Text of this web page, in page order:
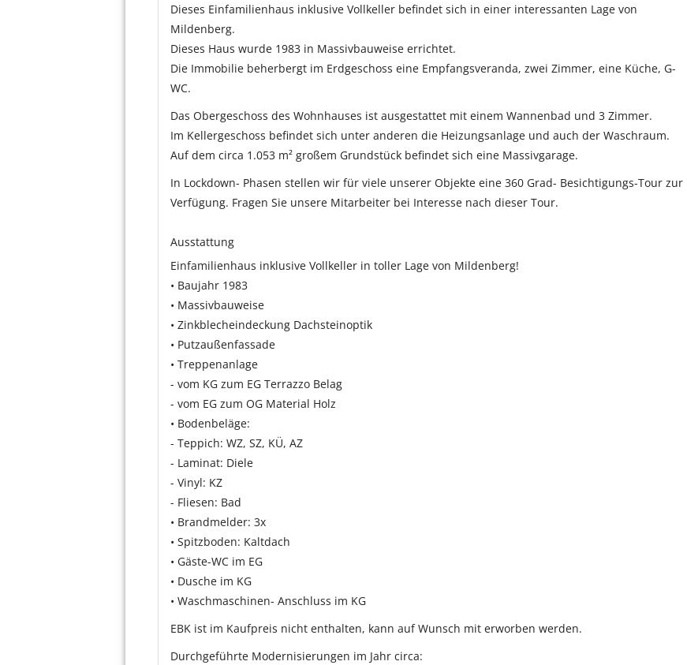
Dieses Einfamilienhaus inklusive Vollkeller befindet sich in einer interessanten Lage von
Mildenberg.
Dieses Haus wurde 1983 in Massivbauweise errichtet.
Die Immobilie beherbergt im Erdgeschoss eine Empfangsveranda, zwei Zimmer, eine Küche, G-
WC.
Das Obergeschoss des Wohnhauses ist ausgestattet mit einem Wannenbad und 3 Zimmer.
Im Kellergeschoss befindet sich unter anderen die Heizungsanlage und auch der Waschraum.
Auf dem circa 1.053 m² großem Grundstück befindet sich eine Massivgarage.
In Lockdown- Phasen stellen wir für viele unserer Objekte eine 360 Grad- Besichtigungs-Tour zur
Verfügung. Fragen Sie unsere Mitarbeiter bei Interesse nach dieser Tour.
Ausstattung
Einfamilienhaus inklusive Vollkeller in toller Lage von Mildenberg!
• Baujahr 1983
• Massivbauweise
• Zinkblecheindeckung Dachsteinoptik
• Putzaußenfassade
• Treppenanlage
- vom KG zum EG Terrazzo Belag
- vom EG zum OG Material Holz
• Bodenbeläge:
- Teppich: WZ, SZ, KÜ, AZ
- Laminat: Diele
- Vinyl: KZ
- Fliesen: Bad
• Brandmelder: 3x
• Spitzboden: Kaltdach
• Gäste-WC im EG
• Dusche im KG
• Waschmaschinen- Anschluss im KG
EBK ist im Kaufpreis nicht enthalten, kann auf Wunsch mit erworben werden.
Durchgeführte Modernisierungen im Jahr circa: